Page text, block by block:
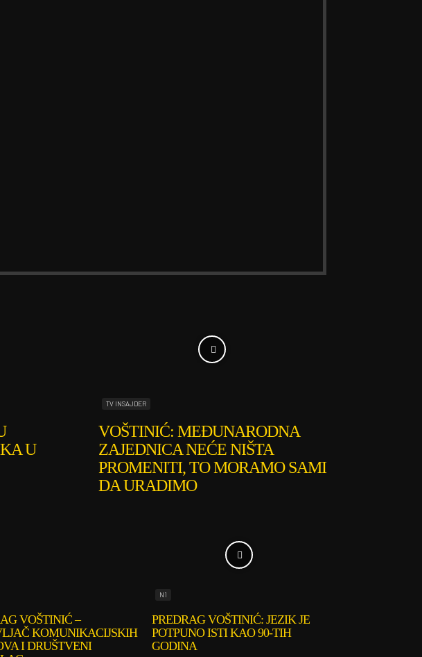
U
TV INSAJDER
VOŠTINIĆ: MEĐUNARODNA
ZAJEDNICA NEĆE NIŠTA
PROMENITI, TO MORAMO SAMI
DA URADIMO
VOŠTINIĆ –
KOMUNIKACIJSKIH
I DRUŠTVENI
N1
PREDRAG VOŠTINIĆ: JEZIK JE
POTPUNO ISTI KAO 90-TIH
GODINA